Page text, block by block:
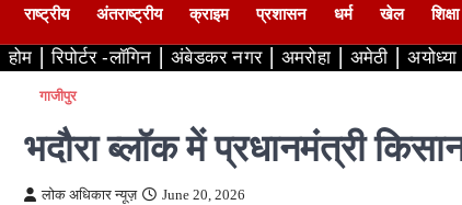
राष्ट्रीय अंतराष्ट्रीय क्राइम प्रशासन धर्म खेल शिक्षा
होम रिपोर्टर -लॉगिन अंबेडकर नगर अमरोहा अमेठी अयोध्या
गाजीपुर
भदौरा ब्लॉक में प्रधानमंत्री
लोक अधिकार न्यूज़ June 20, 2026